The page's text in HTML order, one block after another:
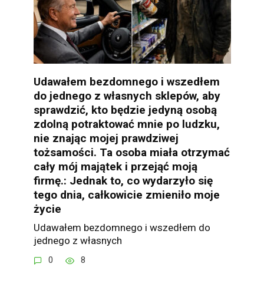
Udawałem bezdomnego i wszedłem
do jednego z własnych sklepów, aby
sprawdzić, kto będzie jedyną osobą
zdolną potraktować mnie po ludzku,
nie znając mojej prawdziwej
tożsamości. Ta osoba miała otrzymać
cały mój majątek i przejąć moją
firmę.: Jednak to, co wydarzyło się
tego dnia, całkowicie zmieniło moje
życie
Udawałem bezdomnego i wszedłem do
jednego z własnych
0 8